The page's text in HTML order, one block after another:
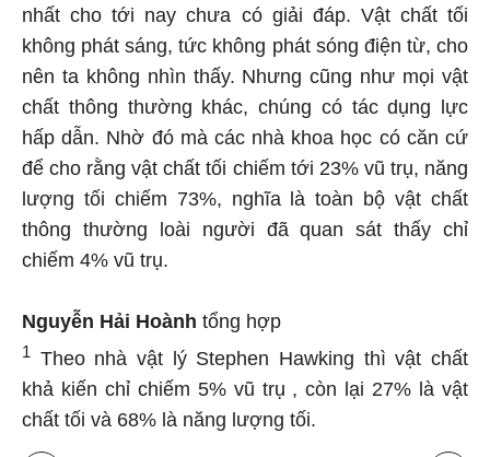
nhất cho tới nay chưa có giải đáp. Vật chất tối
không phát sáng, tức không phát sóng điện từ, cho
nên ta không nhìn thấy. Nhưng cũng như mọi vật
chất thông thường khác, chúng có tác dụng lực
hấp dẫn. Nhờ đó mà các nhà khoa học có căn cứ
để cho rằng vật chất tối chiếm tới 23% vũ trụ, năng
lượng tối chiếm 73%, nghĩa là toàn bộ vật chất
thông thường loài người đã quan sát thấy chỉ
chiếm 4% vũ trụ.
Nguyễn Hải Hoành tổng hợp
1 Theo nhà vật lý Stephen Hawking thì vật chất
khả kiến chỉ chiếm 5% vũ trụ , còn lại 27% là vật
chất tối và 68% là năng lượng tối.